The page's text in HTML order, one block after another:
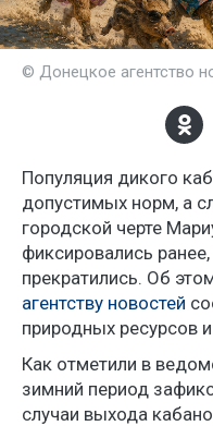
© Донецкое агентство
Популяция дикого
допустимых норм, а
городской черте
фиксировались
прекратились. Об
агентству новостей
природных ресурсов
Как отметили в
зимний период
случаи выхода